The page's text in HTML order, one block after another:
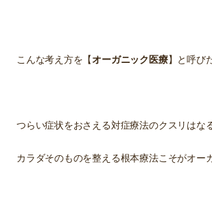
こんな考え方を【オーガニック医療】と呼び
つらい症状をおさえる対症療法のクスリはな
カラダそのものを整える根本療法こそがオー